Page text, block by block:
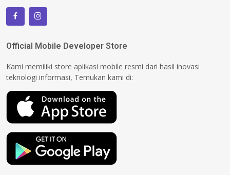
Official Mobile Developer Store
Kami memiliki store aplikasi mobile resmi dari hasil inovasi
teknologi informasi, Temukan kami di: